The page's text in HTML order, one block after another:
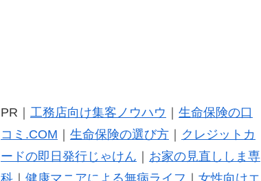
PR｜ 工務店向け集客ノウハウ
生命保険の口
コミ.COM
生命保険の選び方｜
クレジットカ
ードの即日発行じゃけん
お家の見直ししま専